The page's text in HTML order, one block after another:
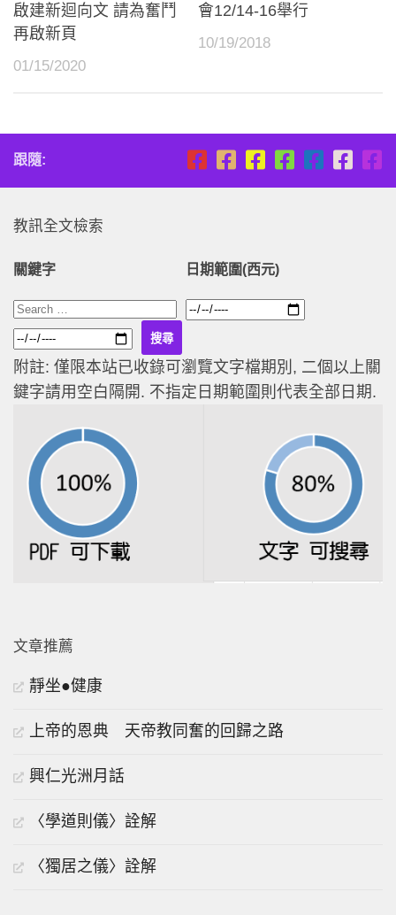
啟建新迴向文 請為奮鬥
再啟新頁
01/15/2020
會12/14-16舉行
10/19/2018
跟隨:
教訊全文檢索
關鍵字 日期範圍(西元)
附註: 僅限本站已收錄可瀏覽文字檔期別, 二個以上關
鍵字請用空白隔開. 不指定日期範圍則代表全部日期.
文章推薦
靜坐●健康
上帝的恩典 天帝教同奮的回歸之路
興仁光洲月話
〈學道則儀〉詮解
〈獨居之儀〉詮解